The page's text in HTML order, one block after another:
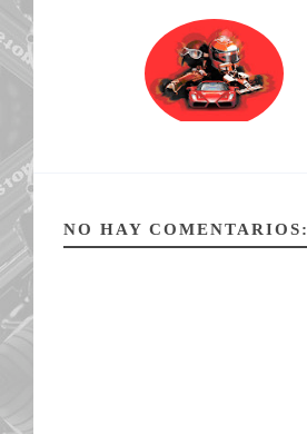
NO HAY COMENTARIOS: